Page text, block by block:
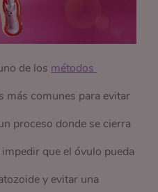
de los métodos
más comunes para evitar
proceso donde se cierra
que el óvulo pueda
y evitar una